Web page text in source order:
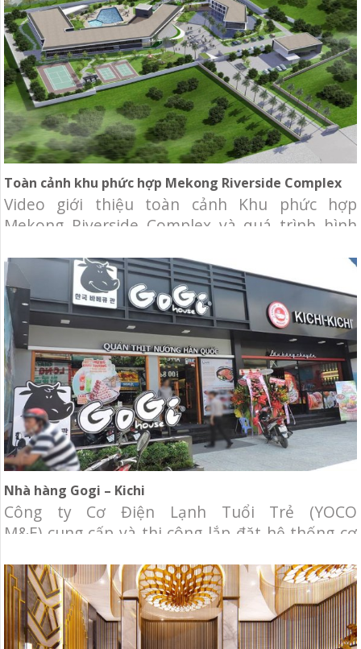
Toàn cảnh khu phức hợp Mekong Riverside Complex
Video giới thiệu toàn cảnh Khu phức hợp
Mekong Riverside Complex và quá trình hình
Campuchia. Đây được chọn là công trình có kiến
trúc tiêu biểu 2016 tại Campuchia. Chủ đầu tư:
Ngân hàng Đầu tư và Phát triển Campuchia
(BIDC) Địa điểm: quận Neamchey,
Nhà hàng Gogi – Kichi
Công ty Cơ Điện Lạnh Tuổi Trẻ (YOCO
M&E) cung cấp và thi công lắp đặt hệ thống cơ
Chủ đầu tư: Nhà hàng Gogi House – Kichi Kichi
Diện tích: 600m2 Địa điểm: Nguyễn Ảnh Thủ,
quận 12, Tp.HCM Hạng mục: Cung cấp và thi
công hệ